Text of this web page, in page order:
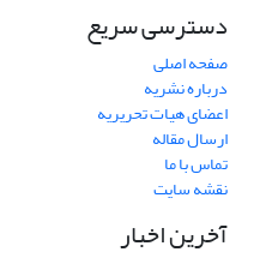
دسترسی سریع
صفحه اصلی
درباره نشریه
اعضای هیات تحریریه
ارسال مقاله
تماس با ما
نقشه سایت
آخرین اخبار